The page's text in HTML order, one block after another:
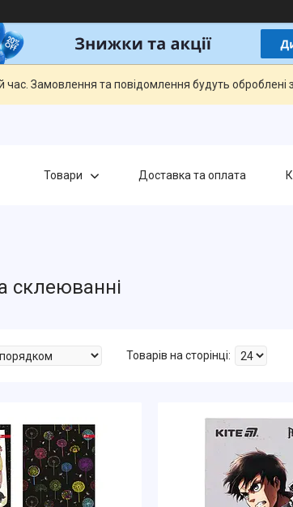
час. Замовлення та повідомлення будуть
Товари Доставка та оплата
склеюванні